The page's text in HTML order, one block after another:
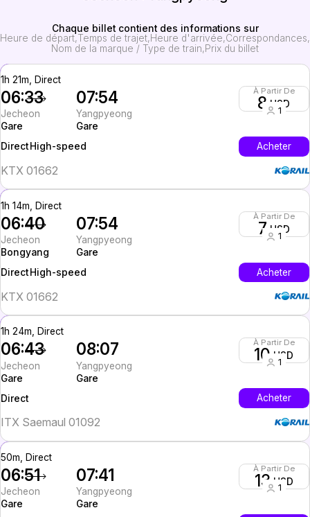
Chaque billet contient des informations sur
Heure de départ Temps de trajet Heure d'arrivée Correspondances
Nom de la marque / Type de train Prix du billet
1h 21m, Direct
06:33
Jecheon
Gare
07:54
Yangpyeong
Gare
À Partir De
8 USD
1
Direct High-speed Acheter
KTX 01662
1h 14m, Direct
06:40
Jecheon
Bongyang
07:54
Yangpyeong
Gare
À Partir De
7 USD
1
DirectHigh-speed Acheter
KTX 01662
1h 24m, Direct
06:43
Jecheon
Gare
08:07
Yangpyeong
Gare
À Partir De
10USD
1
Direct Acheter
ITX Saemaul 01092
50m, Direct
06:51
Jecheon
Gare
07:41
Yangpyeong
Gare
À Partir De
13USD
1